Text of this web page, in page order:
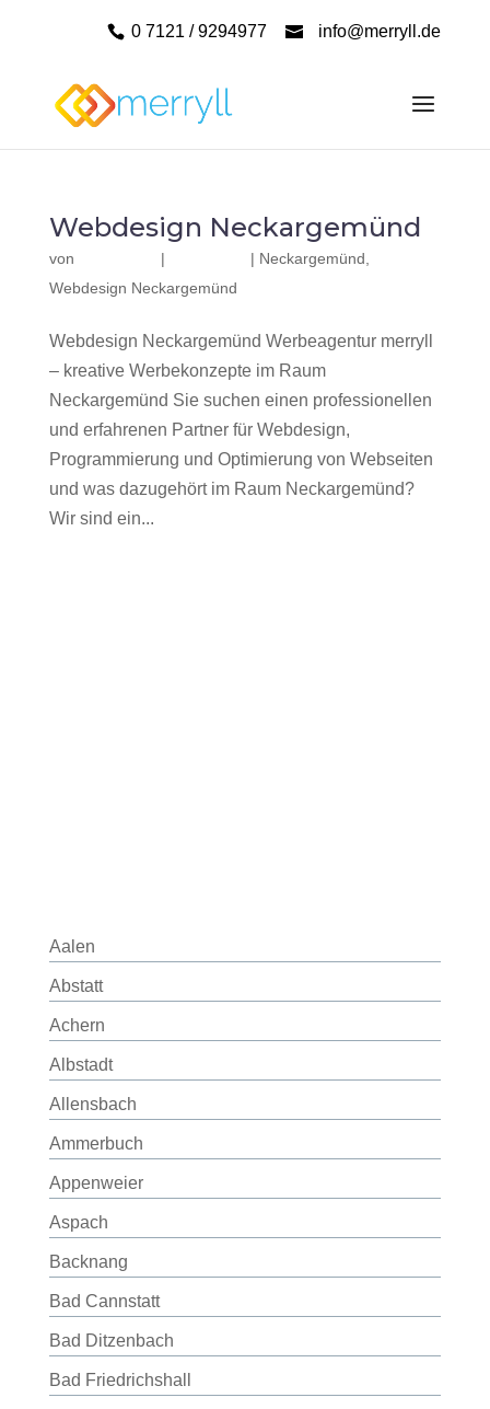
0 7121 / 9294977 info@merryll.de
Webdesign Neckargemünd
von | | Neckargemünd
Webdesign Neckargemünd
Webdesign Neckargemünd Werbeagentur merryll
– kreative Werbekonzepte im Raum
Neckargemünd Sie suchen einen professionellen
und erfahrenen Partner für Webdesign,
Programmierung und Optimierung von Webseiten
und was dazugehört im Raum Neckargemünd?
Wir sind ein...
Aalen
Abstatt
Achern
Albstadt
Allensbach
Ammerbuch
Appenweier
Aspach
Backnang
Bad Cannstatt
Bad Ditzenbach
Bad Friedrichshall